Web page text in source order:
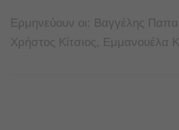
Ερμηνεύουν οι: Βαγγέλης
Χρήστος Κίτσιος, Εμμανουέλα